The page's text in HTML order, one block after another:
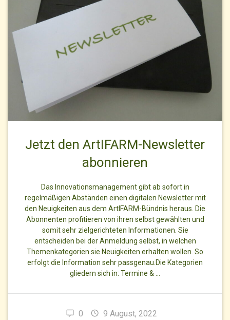
Jetzt den ArtIFARM-Newsletter
abonnieren
Das Innovationsmanagement gibt ab sofort in
regelmäßigen Abständen einen digitalen Newsletter mit
den Neuigkeiten aus dem ArtIFARM-Bündnis heraus. Die
Abonnenten profitieren von ihren selbst gewählten und
somit sehr zielgerichteten Informationen. Sie
entscheiden bei der Anmeldung selbst, in welchen
Themenkategorien sie Neuigkeiten erhalten wollen. So
erfolgt die Information sehr passgenau.Die Kategorien
gliedern sich in: Termine & …
0 9 August, 2022